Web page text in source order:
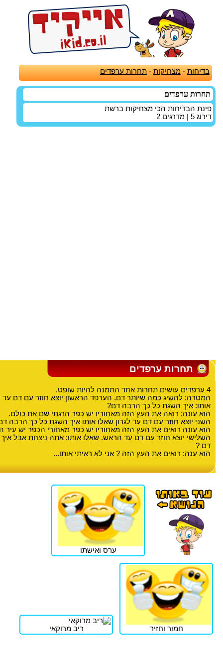
בדיחות -מצחיקות -תחרות ערפדים
תחרות ערפדים
פינת הבדיחות הכי מצחיקות ברשת
דירוג 5 | מדרגים 2
תחרות ערפדים
4 ערפדים עושים תחרות אחד התמנה להיות שופט.
המטרה: להשיג כמה שיותר דם. הערפד הראשון יוצא חוזר עם דם עד
אותו: איך השגת כל כך הרבה דם?
הוא עונה: רואה את העץ הזה מאחוריו יש כפר הרגתי שם את כולם.
השני יוצא חוזר עם דם עד לגרון שאלו אותו איך השגת כל כך הרבה
הוא עונה רואים את העץ הזה מאחוריו יש כפר מאחורי הכפר יש עיר
השלישי יוצא חוזר עם דם עד הראש. שאלו אותו: אתה ניצחת אבל
דם ?
הוא ענה: רואים את העץ הזה ? אני לא ראיתי אותו...
ערס ואישתו
חמור וחזיר ריב מרוקאי